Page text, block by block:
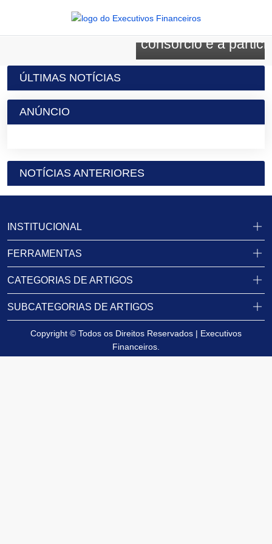
consórcio e a
ÚLTIMAS NOTÍCIAS
ANÚNCIO
NOTÍCIAS ANTERIORES
INSTITUCIONAL
FERRAMENTAS
CATEGORIAS DE ARTIGOS
SUBCATEGORIAS DE ARTIGOS
Copyright © Todos os Direitos Reservados | Executivos
Financeiros.